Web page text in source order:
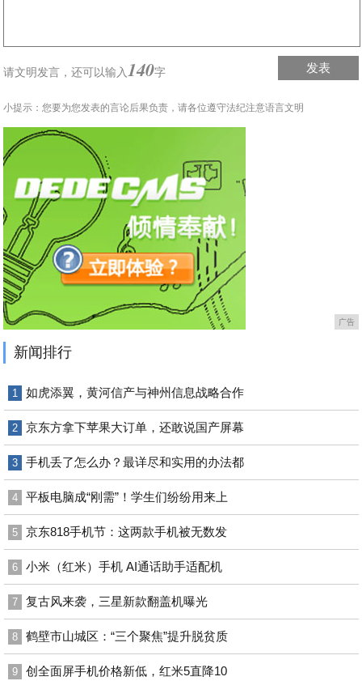
请文明发言，还可以输入 140字 发表
小提示：您要为您发表的言论后果负责，请各位遵守法纪注意语言文明
广告
新闻排行
1 如虎添翼，黄河信产与神州信息战略合作
2 京东方拿下苹果大订单，还敢说国产屏幕
3 手机丢了怎么办？最详尽和实用的办法都
4 平板电脑成“刚需”！学生们纷纷用来上
5 京东818手机节：这两款手机被无数发
6 小米（红米）手机 AI通话助手适配机
7 复古风来袭，三星新款翻盖机曝光
8 鹤壁市山城区：“三个聚焦”提升脱贫质
9 创全面屏手机价格新低，红米5直降10